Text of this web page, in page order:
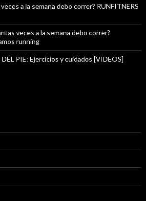
a la semana debo correr? RUNFITNERS
veces a la semana debo correr?
running
DEL PIE: Ejercicios y cuidados [VIDEOS]